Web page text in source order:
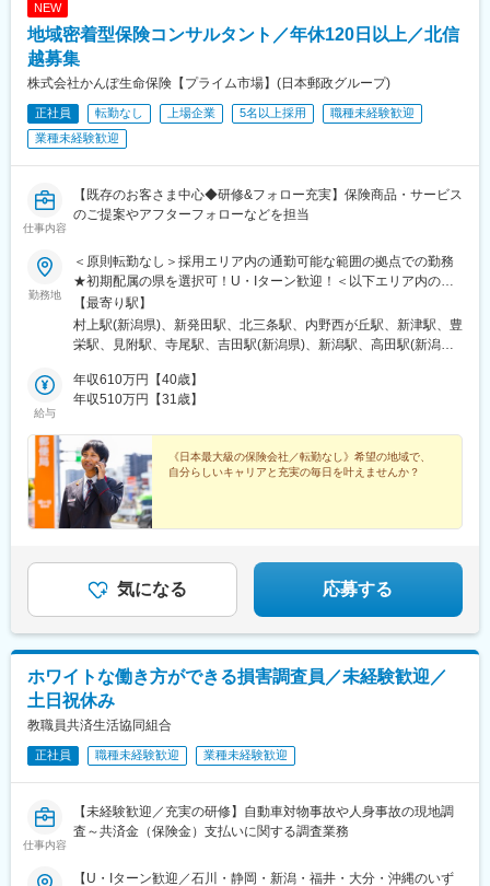
変更の範囲：会社の定める業務
（2）顧客（中小企業経営者）への営業・支援活動
事業承継やM&Aのニーズをお持ちの企業に対し、
信用金庫担当者と同行し、経営者へのヒアリング・提案を行いま
当面は、新規案件獲得に向けたソーシング活動が中心
将来的には、
・基本合意、最終契約の締結
まで、事業承継・M&A業務を一貫して担当していただく予定で
■ 勤務地・働き方
・北陸事務所：金沢（※事務所設置地）
・営業エリア：石川・富山・福井
・福井・富山在住のまま勤務可能(原則として転勤はなく、現地採
用を前提としております)
・リモートワーク可（対面訪問あり）
■本ポジションの特徴
業はほぼなし
・ノルマだけでなく「顧客満足度」も評価される環境
・地域貢献性が高く、金融機関出身者が経験をそのまま活かせる
業務内容
・残業月20時間程度と、落ち着いた働き方が可能
■こんな方におすすめ
・地銀などで法人営業経験をお持ちの方
・地元に根ざして長く働きたい方
・顧客にじっくり向き合う仕事がしたい方
・金融経験を活かして専門性を高めたい方
■入社後の流れ
入社後は東京本社にて研修を実施し、その後北陸拠点へ配属。先
輩社員と同行しながら、段階的に業務を習得いただきます。
NEW
地域密着型保険コンサルタント／年休120日以上／北信
越募集
株式会社かんぽ生命保険【プライム市場】(日本郵政グループ)
正社員 転勤なし 上場企業 5名以上採用
職種未経験歓迎
業種未経験歓迎
仕事内容
【既存のお客さま中心◆研修&フォロー充実】保険商品・サービス
のご提案やアフターフォローなどを担当
勤務地
＜原則転勤なし＞採用エリア内の通勤可能な範囲の拠点での勤務
★初期配属の県を選択可！U・Iターン歓迎！＜以下エリア内の郵
便局内に設置されたかんぽサービス部＞■信越エリア：新潟県、長
野県■北陸エリア：富山県、石川県、福井県※基本的にスクーター
またはバイク、一部エリアは車で営業※配属先のかんぽサービス部
ー等での育成プログラムに参加 育児等の家庭事情があり、参加
が難しい場合はリモートプログラムとなります■受動喫煙対策：屋
【最寄り駅】
村上駅(新潟県)、新発田駅、北三条駅、内野西が丘駅、新津駅、豊
栄駅、見附駅、寺尾駅、吉田駅(新潟県)、新潟駅、高田駅(新潟
駅、小出駅、市役所前駅(長野県)、上田駅、信州中野駅、北中込
駅、今井駅、須坂駅、屋代駅、松本駅、飯田駅(長野県)、上諏訪
菜町駅、末広町駅(富山県)、クロスベイ前駅、砺波駅、北鉄金沢
駅、小松駅、大聖寺駅、七尾駅、穴水駅、本津幡駅、松任駅、羽
咋駅、野町駅、福井駅、三国駅(福井県)、越前大野駅、武生駅、敦
賀駅、小浜駅、しんざ駅、西松本駅、桜町駅(長野県)、電気ビル前
駅、電鉄黒部駅、南富山駅、片原町駅(富山県)、新町口駅、福井駅
坂下町駅、福井城址大名町駅
給与
年収610万円【40歳】
年収510万円【31歳】
《日本最大級の保険会社／転勤なし》希望の地域で、
自分らしいキャリアと充実の毎日を叶えませんか？
気になる 応募する
ホワイトな働き方ができる損害調査員／未経験歓迎／
土日祝休み
教職員共済生活協同組合
正社員 職種未経験歓迎 業種未経験歓迎
仕事内容
【未経験歓迎／充実の研修】自動車対物事故や人身事故の現地調
査～共済金（保険金）支払いに関する調査業務
【U・Iターン歓迎／石川・静岡・新潟・福井・大分・沖縄のいず